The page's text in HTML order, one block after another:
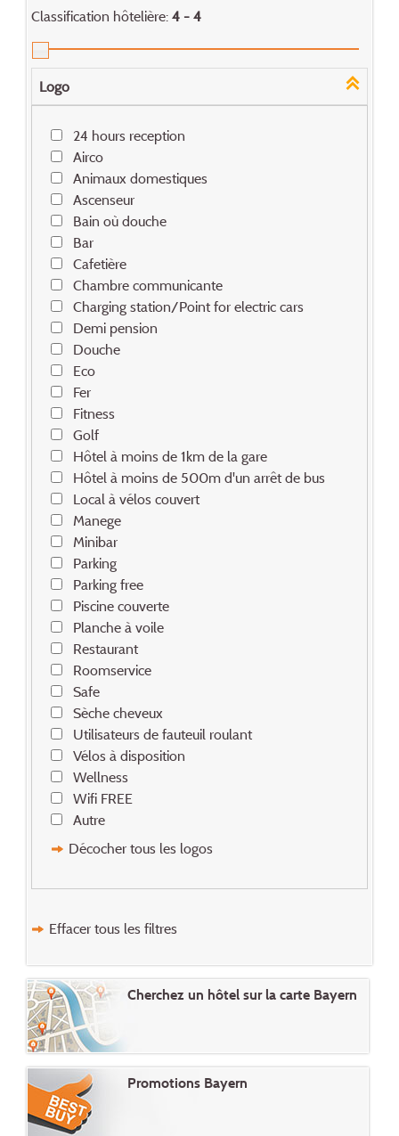
Classification hôtelière: 4 - 4
Logo
24 hours reception
Airco
Animaux domestiques
Ascenseur
Bain où douche
Bar
Cafetière
Chambre communicante
Charging station/Point for electric cars
Demi pension
Douche
Eco
Fer
Fitness
Golf
Hôtel à moins de 1km de la gare
Hôtel à moins de 500m d'un arrêt de bus
Local à vélos couvert
Manege
Minibar
Parking
Parking free
Piscine couverte
Planche à voile
Restaurant
Roomservice
Safe
Sèche cheveux
Utilisateurs de fauteuil roulant
Vélos à disposition
Wellness
Wifi FREE
Autre
Décocher tous les logos
Effacer tous les filtres
Cherchez un hôtel sur la carte Bayern
Promotions Bayern